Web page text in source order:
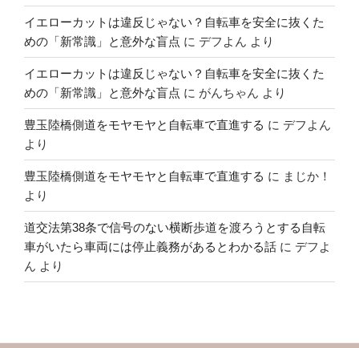
イエローカットは違反じゃない？自転車を安全に抜くた
めの「新常識」と意外な盲点 に デフよん より
イエローカットは違反じゃない？自転車を安全に抜くた
めの「新常識」と意外な盲点 に がんちゃん より
豊玉陸橋側道をモヤモヤと自転車で直進する に デフよん
より
豊玉陸橋側道をモヤモヤと自転車で直進する に まじか！
より
道交法第38条で信号のない横断歩道を渡ろうとする自転
車がいたら車両には停止義務があるとわかる話 に デフよ
ん より